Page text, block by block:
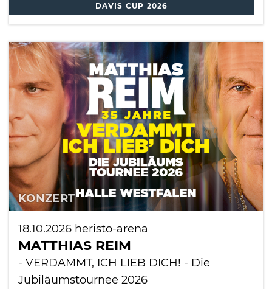
DAVIS CUP 2026
KONZERT
18.10.2026 heristo-arena
MATTHIAS REIM
- VERDAMMT, ICH LIEB DICH! - Die
Jubiläumstournee 2026